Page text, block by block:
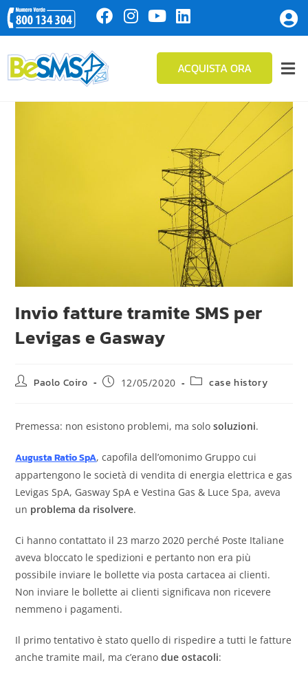
ACQUISTA ORA
Invio fatture tramite SMS per
Levigas e Gasway
Paolo Coiro 12/05/2020 case history
Premessa: non esistono problemi, ma solosoluzioni.
Augusta Ratio SpA, capofila dell’omonimo Gruppo cui
appartengono le società di vendita di energia elettrica e gas
Levigas SpA, Gasway SpA e Vestina Gas & Luce Spa, aveva
un problema da risolvere.
Ci hanno contattato il 23 marzo 2020 perché Poste Italiane
aveva bloccato le spedizioni e pertanto non era più
possibile inviare le bollette via posta cartacea ai clienti.
Non inviare le bollette ai clienti significava non ricevere
nemmeno i pagamenti.
Il primo tentativo è stato quello di rispedire a tutti le fatture
anche tramite mail, ma c’eranodue ostacoli: